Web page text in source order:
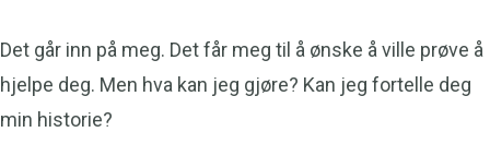
Det går inn på meg. Det får meg til å ønske å ville prøve å
hjelpe deg. Men hva kan jeg gjøre? Kan jeg fortelle deg
min historie?